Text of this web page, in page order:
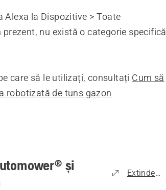
la Dispozitive > Toate
nu există o categorie specifică
care să le utilizați, consultați Cum să
robotizată de tuns gazon
și
Extinde tot